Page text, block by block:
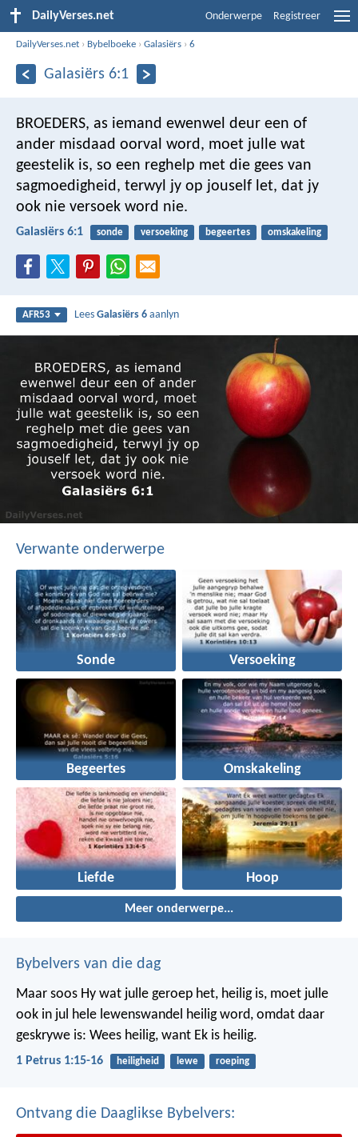
DailyVerses.net Onderwerpe Registreer
DailyVerses.net › Bybelboeke ›Galasiërs ›6
Galasiërs 6:1
BROEDERS, as iemand ewenwel deur een of
ander misdaad oorval word, moet julle wat
geestelik is, so een reghelp met die gees van
sagmoedigheid, terwyl jy op jouself let, dat jy
ook nie versoek word nie.
Galasiërs 6:1 sonde versoeking begeertes omskakeling
AFR53 LeesGalasiërs 6 aanlyn
Verwante onderwerpe
Sonde Versoeking
Begeertes Omskakeling
Liefde Hoop
Meer onderwerpe...
Bybelvers van die dag
Maar soos Hy wat julle geroep het, heilig is, moet julle
ook in jul hele lewenswandel heilig word, omdat daar
geskrywe is: Wees heilig, want Ek is heilig.
1 Petrus 1:15-16 heiligheid lewe roeping
Ontvang die Daaglikse Bybelvers: